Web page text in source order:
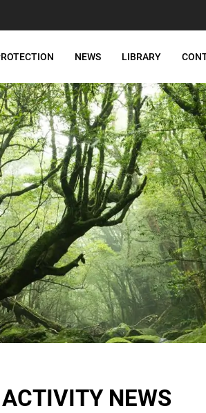
NEWS LIBRARY
ACTIVITY NEWS